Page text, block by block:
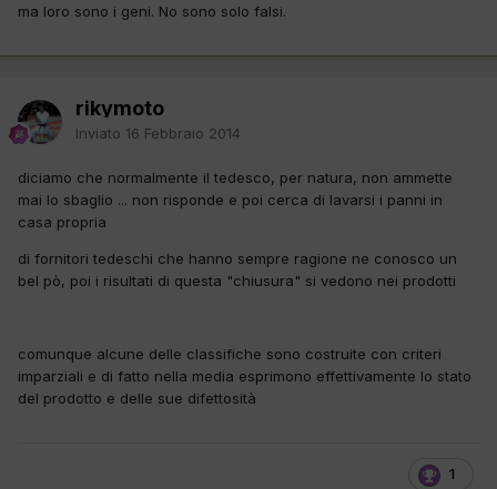
ma loro sono i geni. No sono solo falsi.
rikymoto
Inviato 16 Febbraio 2014
diciamo che normalmente il tedesco, per natura, non ammette
mai lo sbaglio ... non risponde e poi cerca di lavarsi i panni in
casa propria
di fornitori tedeschi che hanno sempre ragione ne conosco un
bel pò, poi i risultati di questa "chiusura" si vedono nei prodotti
comunque alcune delle classifiche sono costruite con criteri
imparziali e di fatto nella media esprimono effettivamente lo stato
del prodotto e delle sue difettosità
1